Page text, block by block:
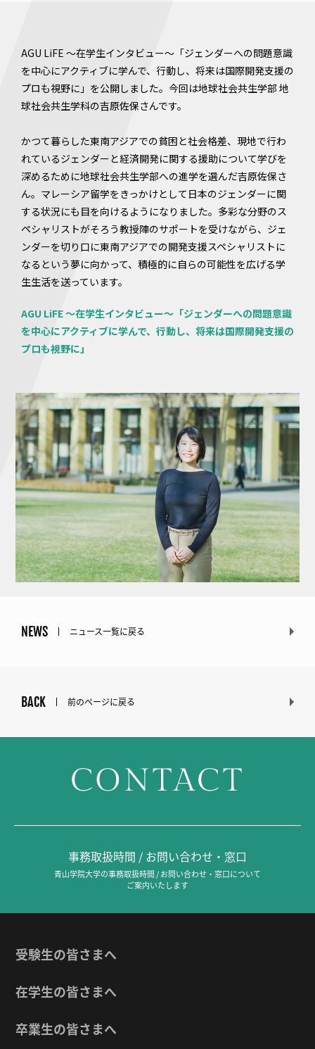
AGU LiFE ～在学生インタビュー～「ジェンダーへの問題意識
を中心にアクティブに学んで、行動し、将来は国際開発支援の
プロも視野に」を公開しました。今回は地球社会共生学部 地
球社会共生学科の吉原佐保さんです。
かつて暮らした東南アジアでの貧困と社会格差、現地で行わ
れているジェンダーと経済開発に関する援助について学びを
深めるために地球社会共生学部への進学を選んだ吉原佐保さ
ん。マレーシア留学をきっかけとして日本のジェンダーに関
する状況にも目を向けるようになりました。多彩な分野のス
ペシャリストがそろう教授陣のサポートを受けながら、ジェ
ンダーを切り口に東南アジアでの開発支援スペシャリストに
なるという夢に向かって、積極的に自らの可能性を広げる学
生生活を送っています。
AGU LiFE ～在学生インタビュー～「ジェンダーへの問題意識
を中心にアクティブに学んで、行動し、将来は国際開発支援の
プロも視野に」
NEWS ニュース一覧に戻る
BACK 前のページに戻る
CONTACT
事務取扱時間 / お問い合わせ・窓口
青山学院大学の事務取扱時間 / お問い合わせ・窓口について
ご案内いたします
受験生の皆さまへ
在学生の皆さまへ
卒業生の皆さまへ